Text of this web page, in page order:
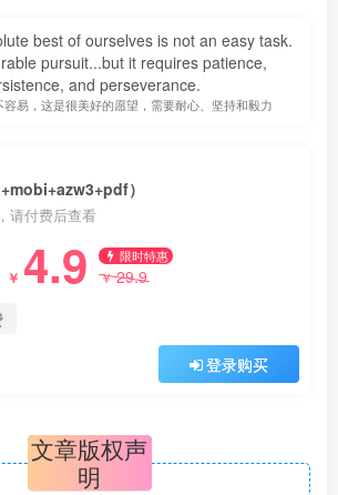
best of ourselves is not an easy task.
pursuit...but it requires patience,
and perseverance.
易，这是很美好的愿望，需要耐心、坚持和毅力
）
请付费后查看
￥ 4.9 限时特惠
￥29.9
登录购买
文章版权声
明